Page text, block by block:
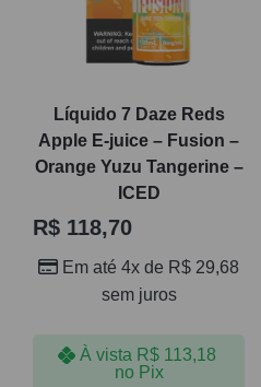
Líquido 7 Daze Reds
Apple E-juice – Fusion –
Orange Yuzu Tangerine –
ICED
R$ 118,70
Em até 4x de R$ 29,68
sem juros
À vista R$113,18
no Pix